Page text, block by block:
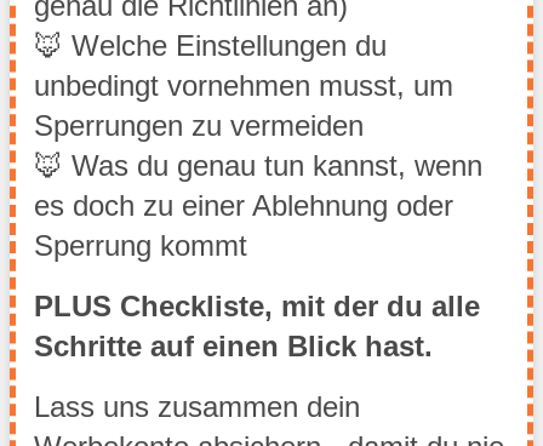
🦊 Welche Einstellungen du
unbedingt vornehmen musst, um
Sperrungen zu vermeiden
🦊 Was du genau tun kannst, wenn
es doch zu einer Ablehnung oder
Sperrung kommt
PLUS Checkliste, mit der du alle
Schritte auf einen Blick hast.
Lass uns zusammen dein